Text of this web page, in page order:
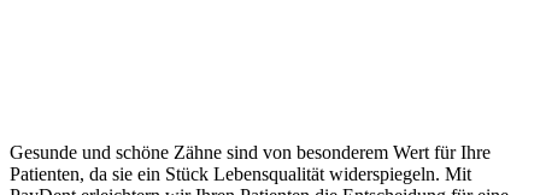
Gesunde und schöne Zähne sind von besonderem Wert für Ihre
Patienten, da sie ein Stück Lebensqualität widerspiegeln. Mit